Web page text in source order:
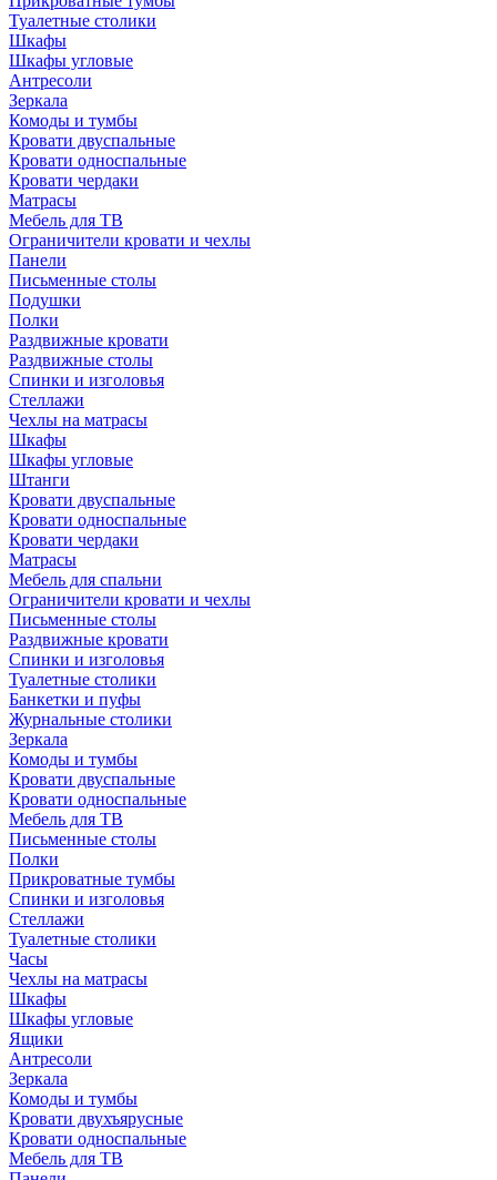
Туалетные столики
Шкафы
Шкафы угловые
Антресоли
Зеркала
Комоды и тумбы
Кровати двуспальные
Кровати односпальные
Кровати чердаки
Матрасы
Мебель для ТВ
Ограничители кровати и чехлы
Панели
Письменные столы
Подушки
Полки
Раздвижные кровати
Раздвижные столы
Спинки и изголовья
Стеллажи
Чехлы на матрасы
Шкафы
Шкафы угловые
Штанги
Кровати двуспальные
Кровати односпальные
Кровати чердаки
Матрасы
Мебель для спальни
Ограничители кровати и чехлы
Письменные столы
Раздвижные кровати
Спинки и изголовья
Туалетные столики
Банкетки и пуфы
Журнальные столики
Зеркала
Комоды и тумбы
Кровати двуспальные
Кровати односпальные
Мебель для ТВ
Письменные столы
Полки
Прикроватные тумбы
Спинки и изголовья
Стеллажи
Туалетные столики
Часы
Чехлы на матрасы
Шкафы
Шкафы угловые
Ящики
Антресоли
Зеркала
Комоды и тумбы
Кровати двухъярусные
Кровати односпальные
Мебель для ТВ